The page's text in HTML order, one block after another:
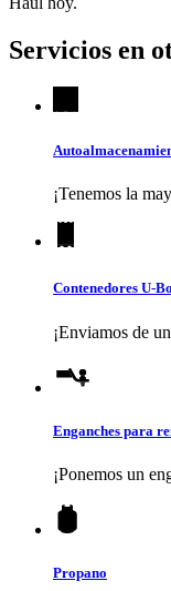
Servicios en
¡Tenemos la
Contenedores U-
¡Enviamos de
Enganches para
¡Ponemos un
Propano